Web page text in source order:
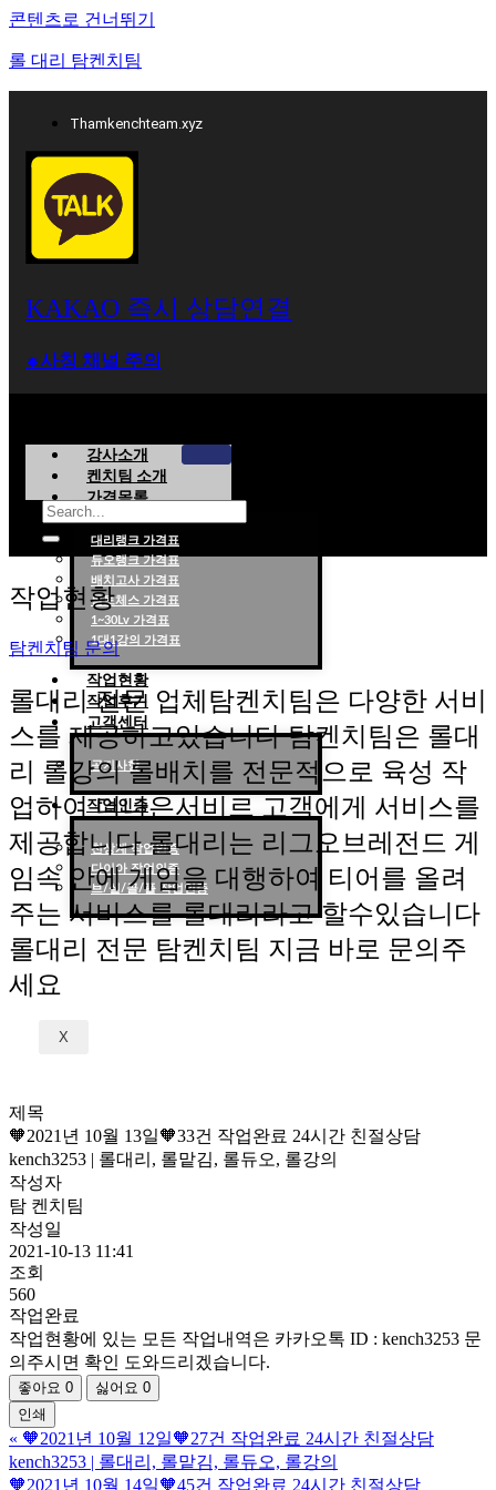
콘텐츠로 건너뛰기
롤 대리 탐켄치팀
Thamkenchteam.xyz
KAKAO 즉시 상담연결
⁕사칭 채널 주의
강사소개
켄치팀 소개
가격목록
대리랭크 가격표
듀오랭크 가격표
배치고사 가격표
롤토체스 가격표
1~30Lv 가격표
1대1강의 가격표
작업현황
작업후기
고객센터
공지사항
작업인증
천상계 작업인증
다이아 작업인증
브/실/골/플 작업인증
X
작업현황
탐켄치팀 문의
롤대리 전문 업체탐켄치팀은 다양한 서비
스를 제공하고있습니다 탐켄치팀은 롤대
리 롤강의 롤배치를 전문적으로 육성 작
업하여 더나은서비르 고객에게 서비스를
제공합니다 롤대리는 리그오브레전드 게
임속 안에 게임을 대행하여 티어를 올려
주는 서비스를 롤대리라고 할수있습니다
롤대리 전문 탐켄치팀 지금 바로 문의주
세요
제목
🧡2021년 10월 13일🧡33건 작업완료 24시간 친절상담
kench3253 | 롤대리, 롤맡김, 롤듀오, 롤강의
작성자
탐 켄치팀
작성일
2021-10-13 11:41
조회
560
작업완료
작업현황에 있는 모든 작업내역은 카카오톡 ID : kench3253 문
의주시면 확인 도와드리겠습니다.
좋아요 0 싫어요 0
인쇄
« 🧡2021년 10월 12일🧡27건 작업완료 24시간 친절상담
kench3253 | 롤대리, 롤맡김, 롤듀오, 롤강의
🧡2021년 10월 14일🧡45건 작업완료 24시간 친절상담